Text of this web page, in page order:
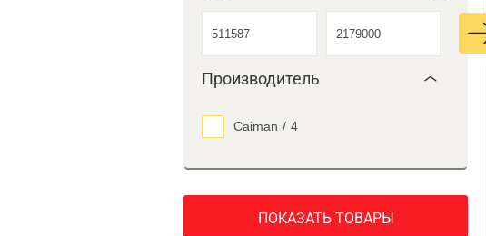
Производитель
Caiman / 4
ПОКАЗАТЬ ТОВАРЫ